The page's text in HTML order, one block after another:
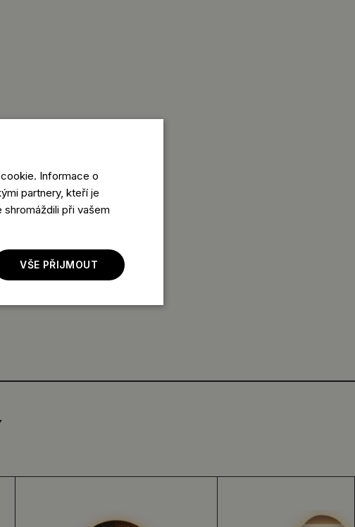
Informace o
partnery, kteří je
při vašem
VŠE PŘIJMOUT